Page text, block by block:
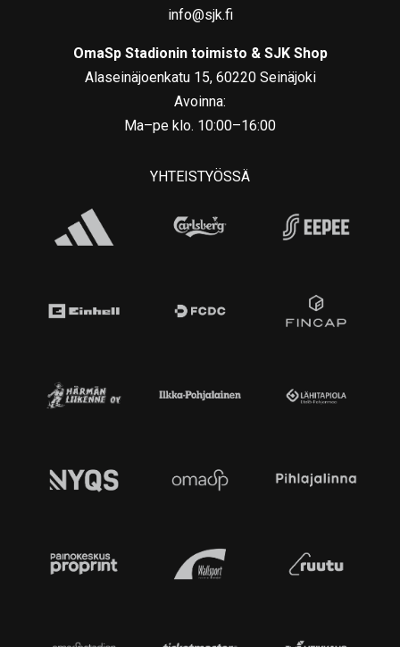
info@sjk.fi
OmaSp Stadionin toimisto & SJK Shop
Alaseinäjoenkatu 15, 60220 Seinäjoki
Avoinna:
Ma–pe klo. 10:00–16:00
YHTEISTYÖSSÄ